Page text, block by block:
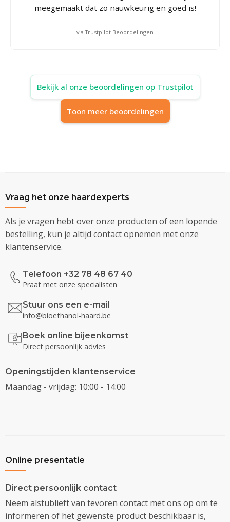
meegemaakt dat zo nauwkeurig en goed is!
via Trustpilot Beoordelingen
Bekijk al onze beoordelingen op Trustpilot
Toon meer beoordelingen
Vraag het onze haardexperts
Als je vragen hebt over onze producten of een lopende
bestelling, kun je altijd contact opnemen met onze
klantenservice.
Telefoon +32 78 48 67 40
Praat met onze specialisten
Stuur ons een e-mail
info@bioethanol-haard.be
Boek online bijeenkomst
Direct persoonlijk advies
Openingstijden klantenservice
Maandag - vrijdag: 10:00 - 14:00
Online presentatie
Direct persoonlijk contact
Neem alstublieft van tevoren contact met ons op om te
informeren of het gewenste product beschikbaar is,